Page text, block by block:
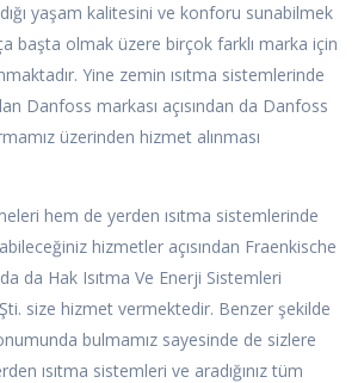
yaşam kalitesini ve konforu sunabilmek
başta olmak üzere birçok farklı marka için
Yine zemin ısıtma sistemlerinde
Danfoss markası açısından da Danfoss
üzerinden hizmet alınması
hem de yerden ısıtma sistemlerinde
hizmetler açısından Fraenkische
da Hak Isıtma Ve Enerji Sistemleri
size hizmet vermektedir. Benzer şekilde
bulmamız sayesinde de sizlere
ısıtma sistemleri ve aradığınız tüm